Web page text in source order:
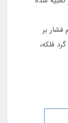
بر
فلکه،